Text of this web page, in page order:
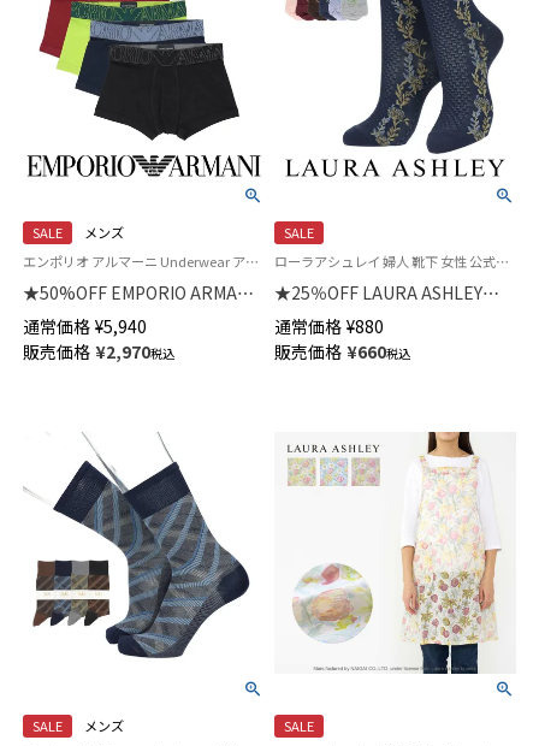
SALE
メンズ
エンポリオ アルマーニ Underwear アンダーウェア 男性 紳士 下着
★50%OFF EMPORIO ARMANI
MEGALOGO メガロゴ ボクサー
パンツ 【S/M/L】 前閉じ EUサイ
ズ メンズ 54059781
通常価格 ¥5,940
販売価格 ¥2,970税込
SALE
ローラアシュレイ 婦人 靴下 女性 公式ショップ
★25％OFF LAURA ASHLEY
Floral Stripe レーヨンシルク混
クルー丈 ソックス レディース
03357402
通常価格 ¥880
販売価格 ¥660税込
SALE
メンズ
SALE